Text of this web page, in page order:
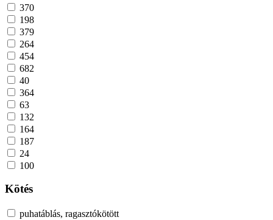
370
198
379
264
454
682
40
364
63
132
164
187
24
100
Kötés
puhatáblás, ragasztókötött